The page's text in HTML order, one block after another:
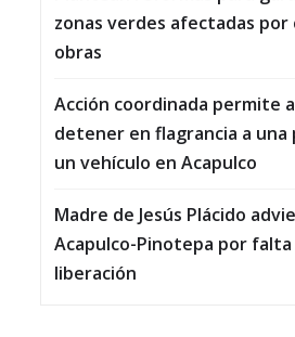
zonas verdes afectadas
obras
Acción coordinada permite
detener en flagrancia a
un vehículo en Acapulco
Madre de Jesús Plácido
Acapulco-Pinotepa por falta
liberación